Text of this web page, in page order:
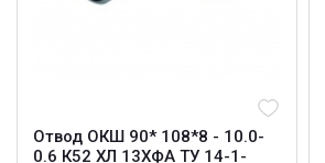
Отвод ОКШ 90* 108*8 - 10.0-
0.6 К52 ХЛ 13ХФА ТУ 14-1-